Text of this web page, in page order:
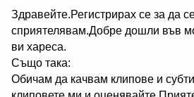
Здравейте.Регистрирах се за да
сприятелявам.Добре дошли във
ви хареса.
Също така:
Обичам да качвам клипове и